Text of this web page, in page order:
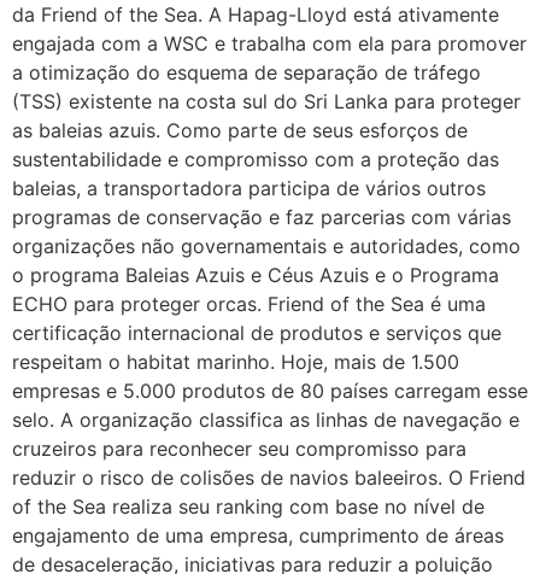
da Friend of the Sea. A Hapag-Lloyd está ativamente
engajada com a WSC e trabalha com ela para promover
a otimização do esquema de separação de tráfego
(TSS) existente na costa sul do Sri Lanka para proteger
as baleias azuis. Como parte de seus esforços de
sustentabilidade e compromisso com a proteção das
baleias, a transportadora participa de vários outros
programas de conservação e faz parcerias com várias
organizações não governamentais e autoridades, como
o programa Baleias Azuis e Céus Azuis e o Programa
ECHO para proteger orcas. Friend of the Sea é uma
certificação internacional de produtos e serviços que
respeitam o habitat marinho. Hoje, mais de 1.500
empresas e 5.000 produtos de 80 países carregam esse
selo. A organização classifica as linhas de navegação e
cruzeiros para reconhecer seu compromisso para
reduzir o risco de colisões de navios baleeiros. O Friend
of the Sea realiza seu ranking com base no nível de
engajamento de uma empresa, cumprimento de áreas
de desaceleração, iniciativas para reduzir a poluição